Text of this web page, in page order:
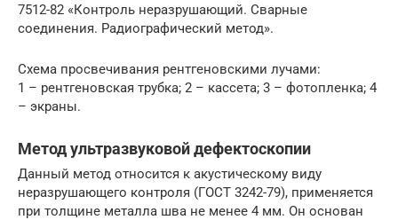
7512-82 «Контроль неразрушающий. Сварные
соединения. Радиографический метод».
Схема просвечивания рентгеновскими лучами:
1 – рентгеновская трубка; 2 – кассета; 3 – фотопленка; 4
– экраны.
Метод ультразвуковой дефектоскопии
Данный метод относится к акустическому виду
неразрушающего контроля (ГОСТ 3242-79), применяется
при толщине металла шва не менее 4 мм. Он основан